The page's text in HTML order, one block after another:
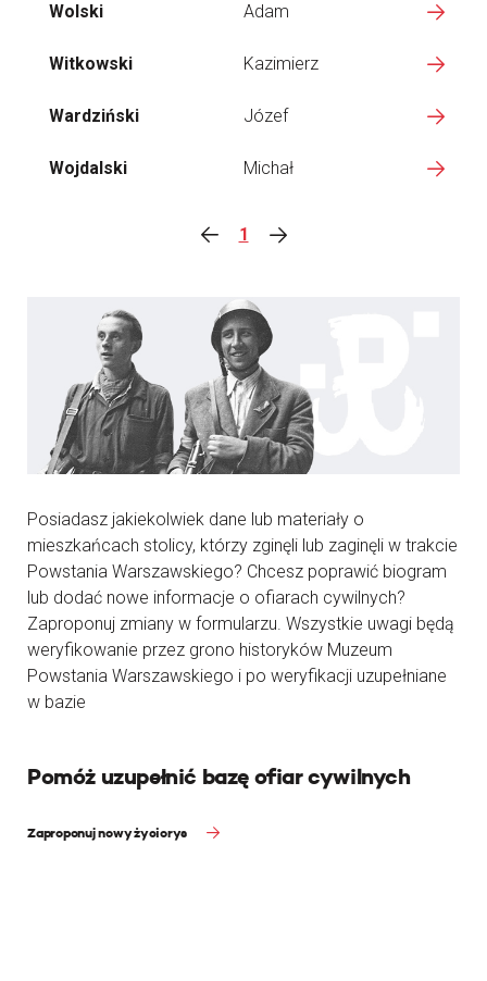
Wolski Adam
Witkowski Kazimierz
Wardziński Józef
Wojdalski Michał
1
Posiadasz jakiekolwiek dane lub materiały o
mieszkańcach stolicy, którzy zginęli lub zaginęli w trakcie
Powstania Warszawskiego? Chcesz poprawić biogram
lub dodać nowe informacje o ofiarach cywilnych?
Zaproponuj zmiany w formularzu. Wszystkie uwagi będą
weryfikowanie przez grono historyków Muzeum
Powstania Warszawskiego i po weryfikacji uzupełniane
w bazie
Pomóż uzupełnić bazę ofiar cywilnych
Zaproponuj nowy życiorys